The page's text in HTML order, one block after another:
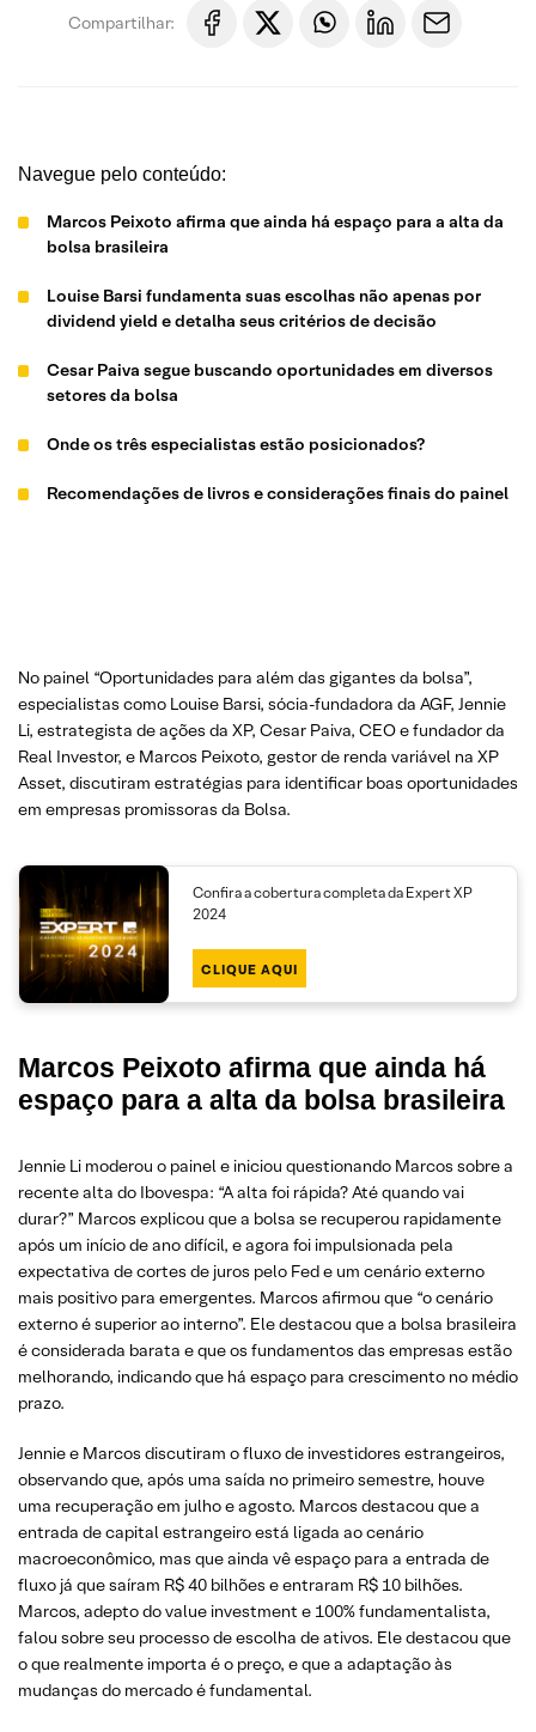
Compartilhar:
Navegue pelo conteúdo:
Marcos Peixoto afirma que ainda há espaço para a alta da
bolsa brasileira
Louise Barsi fundamenta suas escolhas não apenas por
dividend yield e detalha seus critérios de decisão
Cesar Paiva segue buscando oportunidades em diversos
setores da bolsa
Onde os três especialistas estão posicionados?
Recomendações de livros e considerações finais do painel
No painel “Oportunidades para além das gigantes da bolsa”,
especialistas como Louise Barsi, sócia-fundadora da AGF, Jennie
Li, estrategista de ações da XP, Cesar Paiva, CEO e fundador da
Real Investor, e Marcos Peixoto, gestor de renda variável na XP
Asset, discutiram estratégias para identificar boas oportunidades
em empresas promissoras da Bolsa.
Confira a cobertura completa da Expert XP
2024
CLIQUE AQUI
Marcos Peixoto afirma que ainda há
espaço para a alta da bolsa brasileira
Jennie Li moderou o painel e iniciou questionando Marcos sobre a
recente alta do Ibovespa: “A alta foi rápida? Até quando vai
durar?” Marcos explicou que a bolsa se recuperou rapidamente
após um início de ano difícil, e agora foi impulsionada pela
expectativa de cortes de juros pelo Fed e um cenário externo
mais positivo para emergentes. Marcos afirmou que “o cenário
externo é superior ao interno”. Ele destacou que a bolsa brasileira
é considerada barata e que os fundamentos das empresas estão
melhorando, indicando que há espaço para crescimento no médio
prazo.
Jennie e Marcos discutiram o fluxo de investidores estrangeiros,
observando que, após uma saída no primeiro semestre, houve
uma recuperação em julho e agosto. Marcos destacou que a
entrada de capital estrangeiro está ligada ao cenário
macroeconômico, mas que ainda vê espaço para a entrada de
fluxo já que saíram R$ 40 bilhões e entraram R$ 10 bilhões.
Marcos, adepto do value investment e 100% fundamentalista,
falou sobre seu processo de escolha de ativos. Ele destacou que
o que realmente importa é o preço, e que a adaptação às
mudanças do mercado é fundamental.